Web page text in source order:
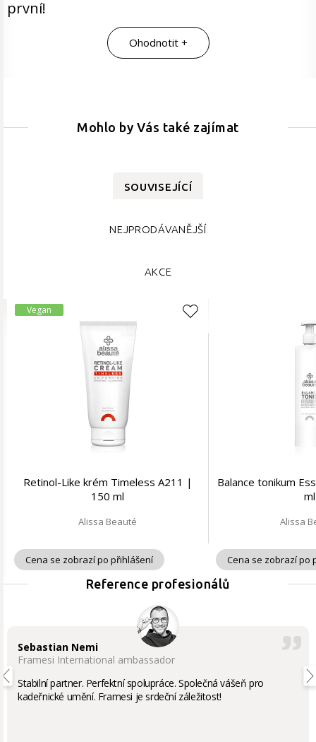
první!
Ohodnotit +
Mohlo by Vás také zajímat
SOUVISEJÍCÍ
NEJPRODÁVANĚJŠÍ
AKCE
Vegan
Retinol-Like krém Timeless A211 |
150 ml
Alissa Beauté
Cena se zobrazí po přihlášení
Balance tonikum
ml
Alissa
Cena se zobrazí po
Reference profesionálů
Sebastian Nemi
Framesi International ambassador
Stabilní partner. Perfektní spolupráce. Společná vášeň pro
kadeřnické umění. Framesi je srdeční záležitost!